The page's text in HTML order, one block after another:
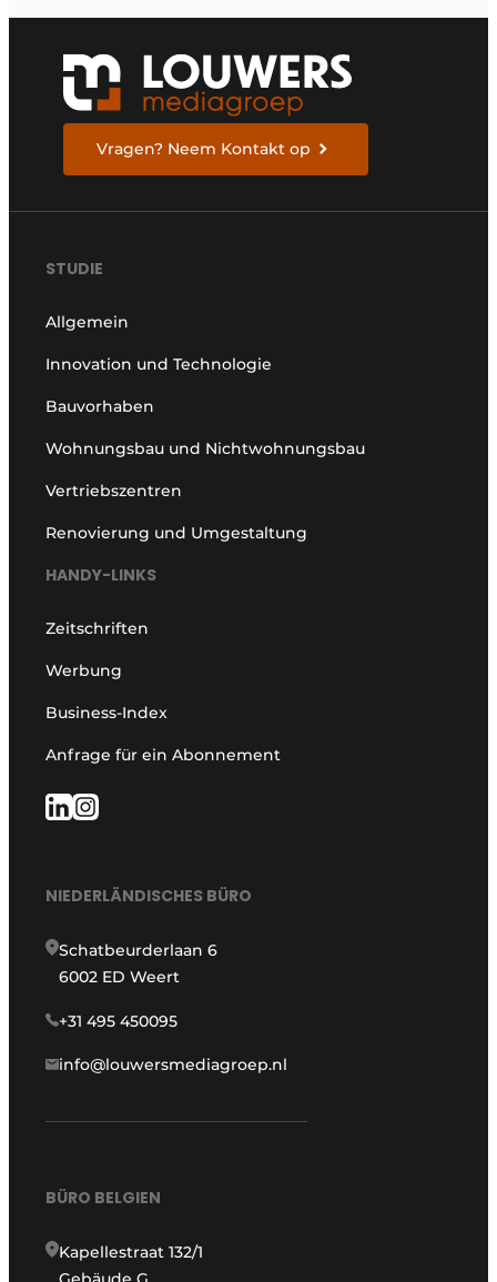
Vragen? Neem Kontakt op
STUDIE
Allgemein
Innovation und Technologie
Bauvorhaben
Wohnungsbau und Nichtwohnungsbau
Vertriebszentren
Renovierung und Umgestaltung
HANDY-LINKS
Zeitschriften
Werbung
Business-Index
Anfrage für ein Abonnement
NIEDERLÄNDISCHES BÜRO
Schatbeurderlaan 6
6002 ED Weert
+31 495 450095
info@louwersmediagroep.nl
BÜRO BELGIEN
Kapellestraat 132/1